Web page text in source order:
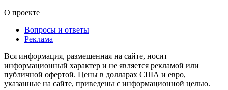
О проекте
Вопросы и ответы
Реклама
Вся информация, размещенная на сайте, носит
информационный характер и не является рекламой или
публичной офертой. Цены в долларах США и евро,
указанные на сайте, приведены с информационной целью.